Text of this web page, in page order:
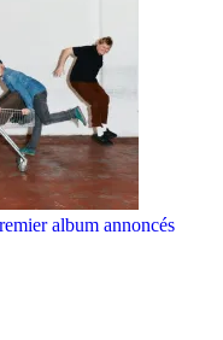
album annoncés